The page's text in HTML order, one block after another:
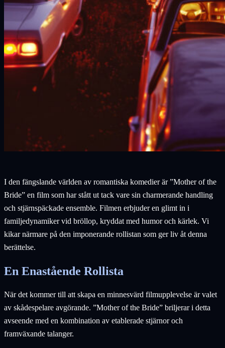
I den fängslande världen av romantiska komedier är ”Mother of the
Bride” en film som har stått ut tack vare sin charmerande handling
och stjärnspäckade ensemble. Filmen erbjuder en glimt in i
familjedynamiker vid bröllop, kryddat med humor och kärlek. Vi
kikar närmare på den imponerande rollistan som ger liv åt denna
berättelse.
En Enastående Rollista
När det kommer till att skapa en minnesvärd filmupplevelse är valet
av skådespelare avgörande. ”Mother of the Bride” briljerar i detta
avseende med en kombination av etablerade stjärnor och
framväxande talanger.